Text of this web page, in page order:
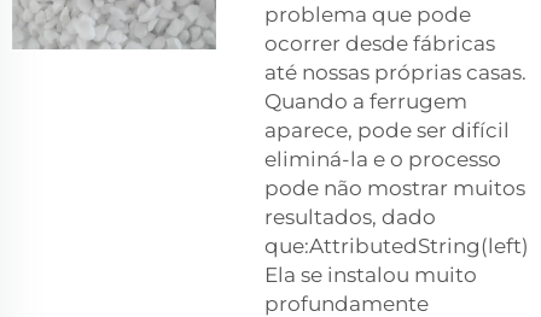
problema que pode
ocorrer desde fábricas
até nossas próprias casas.
Quando a ferrugem
aparece, pode ser difícil
eliminá-la e o processo
pode não mostrar muitos
resultados, dado
que:AttributedString(left)
Ela se instalou muito
profundamente